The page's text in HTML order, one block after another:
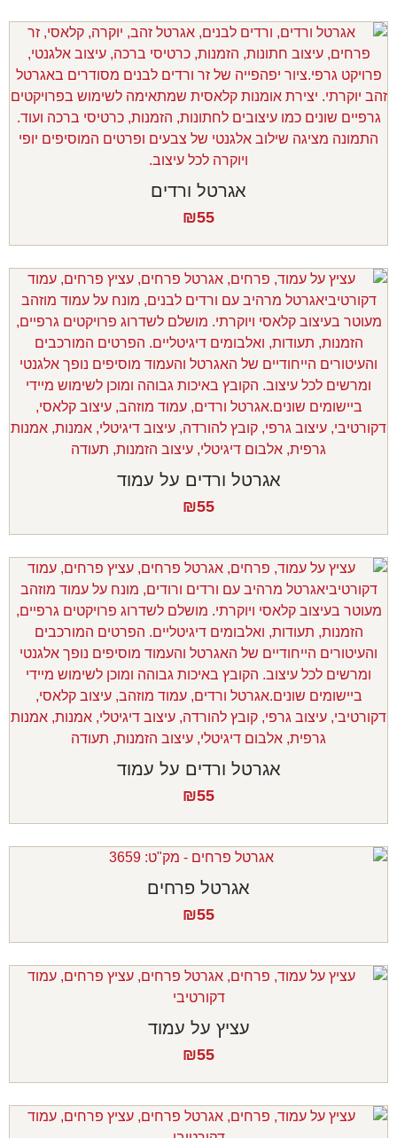
אגרטל ורדים
₪55
אגרטל ורדים על עמוד
₪55
אגרטל ורדים על עמוד
₪55
אגרטל פרחים
₪55
עציץ על עמוד
₪55